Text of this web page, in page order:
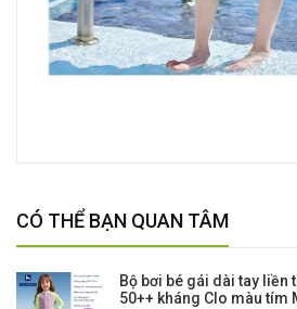
CÓ THỂ BẠN QUAN TÂM
Bộ bơi bé gái dài tay liền
50++ kháng Clo màu